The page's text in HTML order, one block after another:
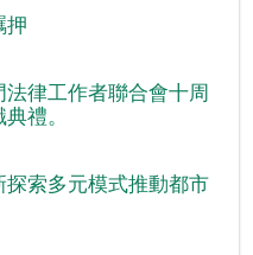
押
律工作者聯合會十周
禮。
索多元模式推動都市